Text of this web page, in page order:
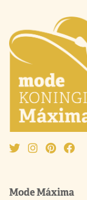
Mode Máxima